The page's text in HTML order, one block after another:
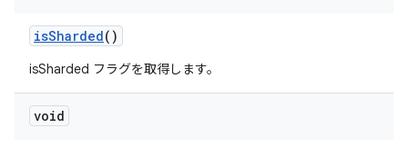
isSharded()
isSharded フラグを取得します。
void